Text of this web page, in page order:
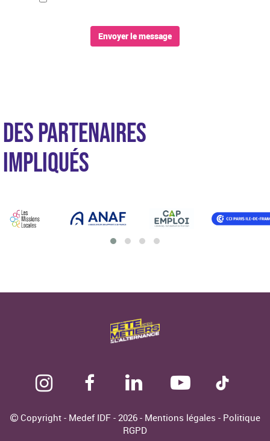
Envoyer le message
DES PARTENAIRES
IMPLIQUÉS
Copyright - Medef IDF - 2026 - Mentions légales - Politique
RGPD